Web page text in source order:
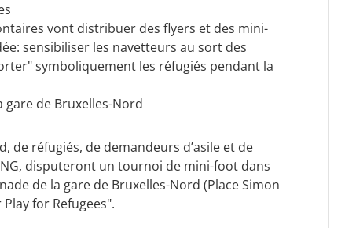
vont distribuer des flyers et des mini-
sensibiliser les navetteurs au sort des
symboliquement les réfugiés pendant la
gare de Bruxelles-Nord
de réfugiés, de demandeurs d’asile et de
disputeront un tournoi de mini-foot dans
de la gare de Bruxelles-Nord (Place Simon
for Refugees".